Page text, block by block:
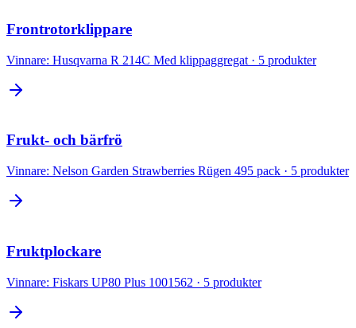
Frontrotorklippare
Vinnare: Husqvarna R 214C Med klippaggregat · 5 produkter
Frukt- och bärfrö
Vinnare: Nelson Garden Strawberries Rügen 495 pack · 5 produkter
Fruktplockare
Vinnare: Fiskars UP80 Plus 1001562 · 5 produkter